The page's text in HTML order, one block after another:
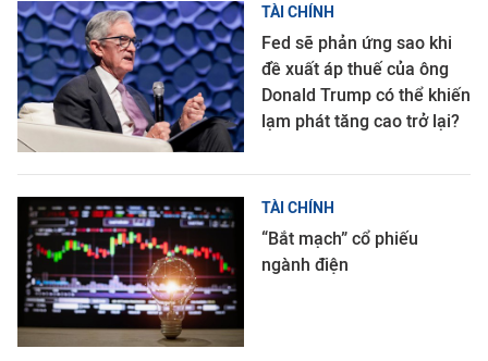
TÀI CHÍNH
Fed sẽ phản ứng sao khi
đề xuất áp thuế của ông
Donald Trump có thể khiến
lạm phát tăng cao trở lại?
TÀI CHÍNH
“Bắt mạch” cổ phiếu
ngành điện